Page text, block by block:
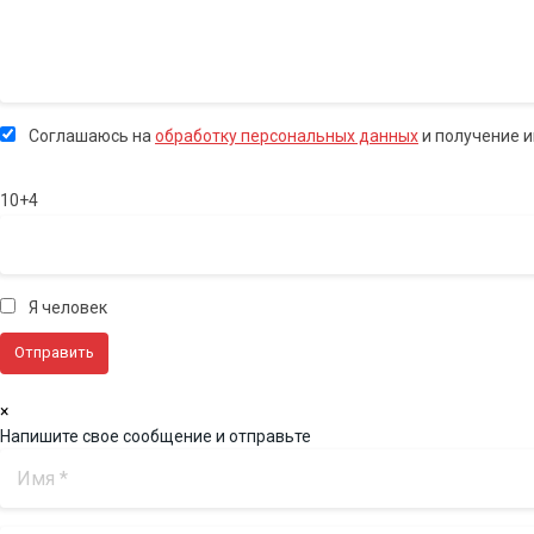
Соглашаюсь на обработку персональных данныхи получение
10+4
Я человек
×
Напишите свое сообщение и отправьте